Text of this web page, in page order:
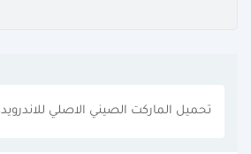
تحميل الماركت الصيني الاصلي للاندرويد